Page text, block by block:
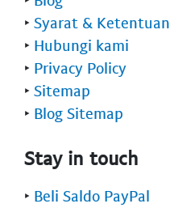
‣ Syarat & Ketentuan
‣ Hubungi kami
‣ Privacy Policy
‣ Sitemap
‣ Blog Sitemap
Stay in touch
‣ Beli Saldo PayPal